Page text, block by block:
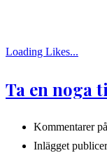
Loading Likes...
Ta en noga
Kommentarer
Inlägget